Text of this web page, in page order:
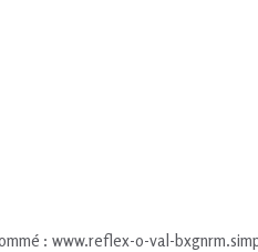
: www.reflex-o-val-